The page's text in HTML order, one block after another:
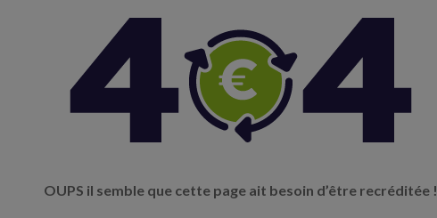
OUPS il semble que cette page ait besoin d’être recréditée !